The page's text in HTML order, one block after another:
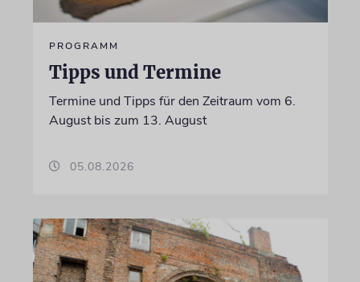
PROGRAMM
Tipps und Termine
Termine und Tipps für den Zeitraum vom 6.
August bis zum 13. August
05.08.2026